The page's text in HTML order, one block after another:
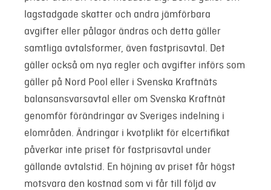
lagstadgade skatter och andra jämförbara
avgifter eller pålagor ändras och detta gäller
samtliga avtalsformer, även fastprisavtal. Det
gäller också om nya regler och avgifter införs som
gäller på Nord Pool eller i Svenska Kraftnäts
balansansvarsavtal eller om Svenska Kraftnät
genomför förändringar av Sveriges indelning i
elområden. Ändringar i kvotplikt för elcertifikat
påverkar inte priset för fastprisavtal under
gällande avtalstid. En höjning av priset får högst
motsvara den kostnad som vi får till följd av